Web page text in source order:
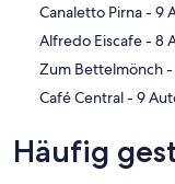
‪Café
Häufig